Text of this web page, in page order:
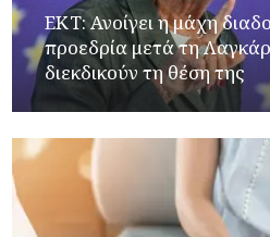
ΕΚΤ: Ανοίγει η μάχη
προεδρία μετά τη
διεκδικούν τη θέση της